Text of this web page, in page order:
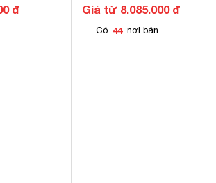
W5
đ Giá từ 8.085.000 đ
Có 44 nơi bán